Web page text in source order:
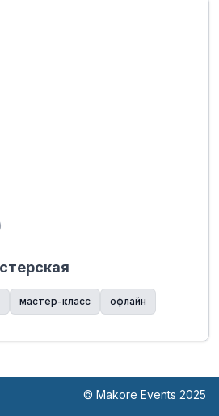
мастер-класс офлайн
© Makore Events 2025